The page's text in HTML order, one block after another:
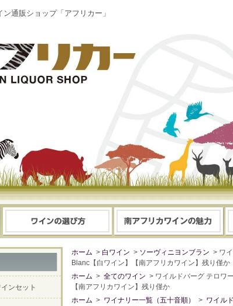
通販ショップ「アフリカー」
ホーム > 白ワイン > ソーヴィニヨンブラン > ワ
Blanc【白ワイン】【南アフリカワイン】残り僅か
ホーム > 全てのワイン > ワイルドバーグ テロワ
【南アフリカワイン】残り僅か
ホーム > ワイナリー一覧（五十音順） > ワイル
ンセット